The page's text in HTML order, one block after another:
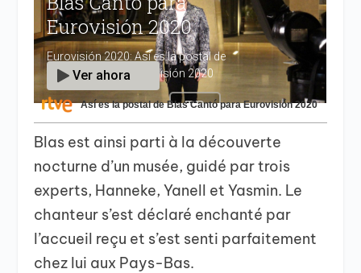
Así es la postal de Blas Cantó para Eurovisión 2020
Blas est ainsi parti à la découverte
nocturne d’un musée, guidé par trois
experts, Hanneke, Yanell et Yasmin. Le
chanteur s’est déclaré enchanté par
l’accueil reçu et s’est senti parfaitement
chez lui aux Pays-Bas.